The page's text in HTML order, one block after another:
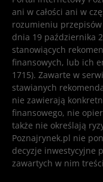
ani w całości ani w
rozumieniu
dnia 19 października
stanowiących
finansowych, lub ich
1715). Zawarte w
stawianych
nie zawierają
finansowego, nie
także nie określają
Poznajrynek.pl nie
decyzje inwestycyjne
zawartych w nim